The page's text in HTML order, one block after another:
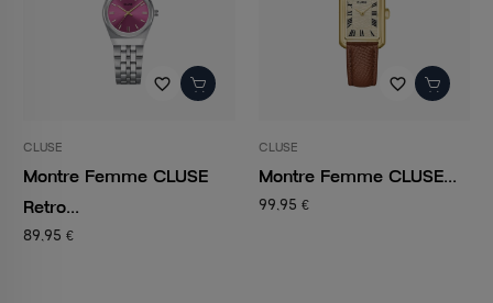
favorite_border
CLUSE
Montre Femme CLUSE
Retro...
89,95 €
favorite_border
CLUSE
Montre Femme CLUSE...
99,95 €